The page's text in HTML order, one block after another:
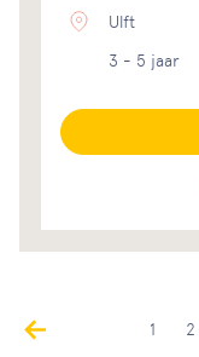
Ulft
3 - 5 jaar
1 2